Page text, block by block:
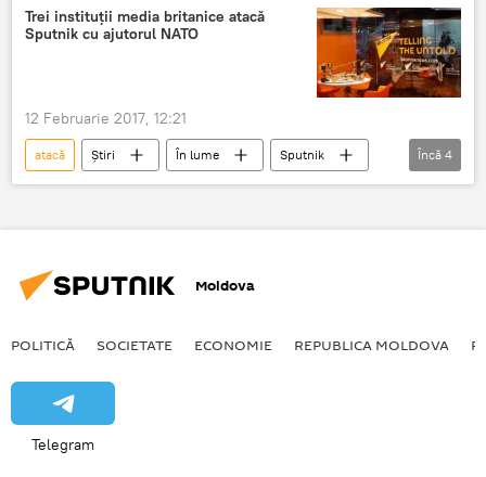
rujeola
festivitati
Trei instituții media britanice atacă
Sputnik cu ajutorul NATO
12 Februarie 2017, 12:21
atacă Știri În lume
Sputnik
Media
BBC
The Times
Încă 4
Moldova
POLITICĂ SOCIETATE ECONOMIE REPUBLICA MOLDOVA
Telegram